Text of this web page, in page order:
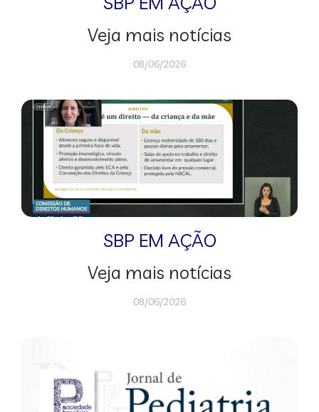
Veja mais notícias
08/06/2026
SBP EM AÇÃO
Veja mais notícias
08/06/2026